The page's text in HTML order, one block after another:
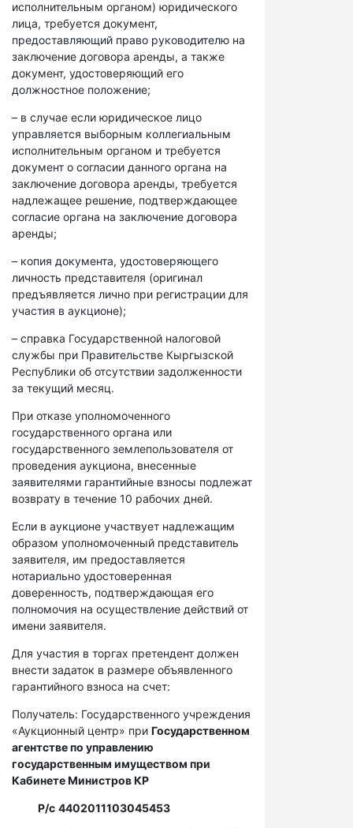
исполнительным органом) юридического
лица, требуется документ,
предоставляющий право руководителю на
заключение договора аренды, а также
документ, удостоверяющий его
должностное положение;
– в случае если юридическое лицо
управляется выборным коллегиальным
исполнительным органом и требуется
документ о согласии данного органа на
заключение договора аренды, требуется
надлежащее решение, подтверждающее
согласие органа на заключение договора
аренды;
– копия документа, удостоверяющего
личность представителя (оригинал
предъявляется лично при регистрации для
участия в аукционе);
– справка Государственной налоговой
службы при Правительстве Кыргызской
Республики об отсутствии задолженности
за текущий месяц.
При отказе уполномоченного
государственного органа или
государственного землепользователя от
проведения аукциона, внесенные
заявителями гарантийные взносы подлежат
возврату в течение 10 рабочих дней.
Если в аукционе участвует надлежащим
образом уполномоченный представитель
заявителя, им предоставляется
нотариально удостоверенная
доверенность, подтверждающая его
полномочия на осуществление действий от
имени заявителя.
Для участия в торгах претендент должен
внести задаток в размере объявленного
гарантийного взноса на счет:
Получатель: Государственного учреждения
«Аукционный центр» при Государственном
агентстве по управлению
государственным имуществом при
Кабинете Министров КР
Р/с 4402011103045453